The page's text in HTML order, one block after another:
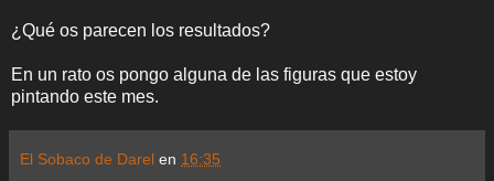
¿Qué os parecen los resultados?
En un rato os pongo alguna de las figuras que estoy
pintando este mes.
El Sobaco de Darel en 16:35